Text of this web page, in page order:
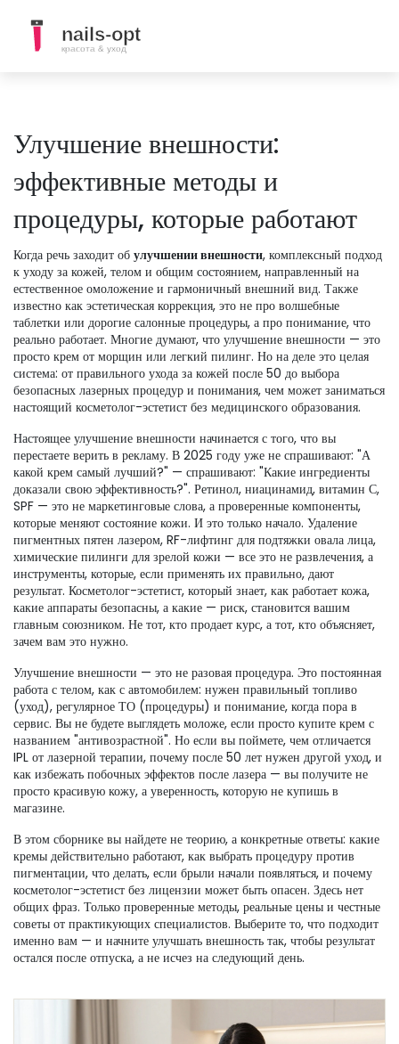
Улучшение внешности:
эффективные методы и
процедуры, которые работают
Когда речь заходит об улучшении внешности, комплексный подход
к уходу за кожей, телом и общим состоянием, направленный на
естественное омоложение и гармоничный внешний вид. Также
известно как эстетическая коррекция, это не про волшебные
таблетки или дорогие салонные процедуры, а про понимание, что
реально работает. Многие думают, что улучшение внешности — это
просто крем от морщин или легкий пилинг. Но на деле это целая
система: от правильного ухода за кожей после 50 до выбора
безопасных лазерных процедур и понимания, чем может заниматься
настоящий косметолог-эстетист без медицинского образования.
Настоящее улучшение внешности начинается с того, что вы
перестаете верить в рекламу. В 2025 году уже не спрашивают: "А
какой крем самый лучший?" — спрашивают: "Какие ингредиенты
доказали свою эффективность?". Ретинол, ниацинамид, витамин С,
SPF — это не маркетинговые слова, а проверенные компоненты,
которые меняют состояние кожи. И это только начало. Удаление
пигментных пятен лазером, RF-лифтинг для подтяжки овала лица,
химические пилинги для зрелой кожи — все это не развлечения, а
инструменты, которые, если применять их правильно, дают
результат. Косметолог-эстетист, который знает, как работает кожа,
какие аппараты безопасны, а какие — риск, становится вашим
главным союзником. Не тот, кто продает курс, а тот, кто объясняет,
зачем вам это нужно.
Улучшение внешности — это не разовая процедура. Это постоянная
работа с телом, как с автомобилем: нужен правильный топливо
(уход), регулярное ТО (процедуры) и понимание, когда пора в
сервис. Вы не будете выглядеть моложе, если просто купите крем с
названием "антивозрастной". Но если вы поймете, чем отличается
IPL от лазерной терапии, почему после 50 лет нужен другой уход, и
как избежать побочных эффектов после лазера — вы получите не
просто красивую кожу, а уверенность, которую не купишь в
магазине.
В этом сборнике вы найдете не теорию, а конкретные ответы: какие
кремы действительно работают, как выбрать процедуру против
пигментации, что делать, если брыли начали появляться, и почему
косметолог-эстетист без лицензии может быть опасен. Здесь нет
общих фраз. Только проверенные методы, реальные цены и честные
советы от практикующих специалистов. Выберите то, что подходит
именно вам — и начните улучшать внешность так, чтобы результат
остался после отпуска, а не исчез на следующий день.